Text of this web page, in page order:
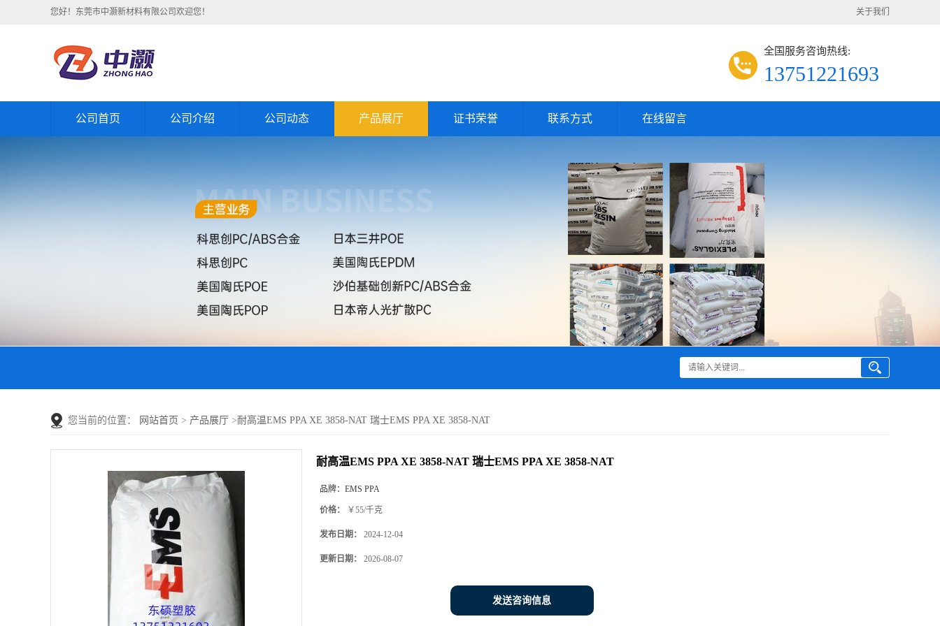
您好！东莞市中灏新材料有限公司欢迎您！ 关于我们
全国服务咨询热线:
13751221693
公司首页 公司介绍 公司动态 产品展厅 证书荣誉 联系方式 在线留言
您当前的位置： 网站首页 > 产品展厅 >耐高温EMS PPA XE 3858-NAT 瑞士EMS PPA XE 3858-NAT
耐高温EMS PPA XE 3858-NAT 瑞士EMS PPA XE 3858-NAT
品牌： EMS PPA
价格： ￥55/千克
发布日期： 2024-12-04
更新日期： 2026-08-07
发送咨询信息